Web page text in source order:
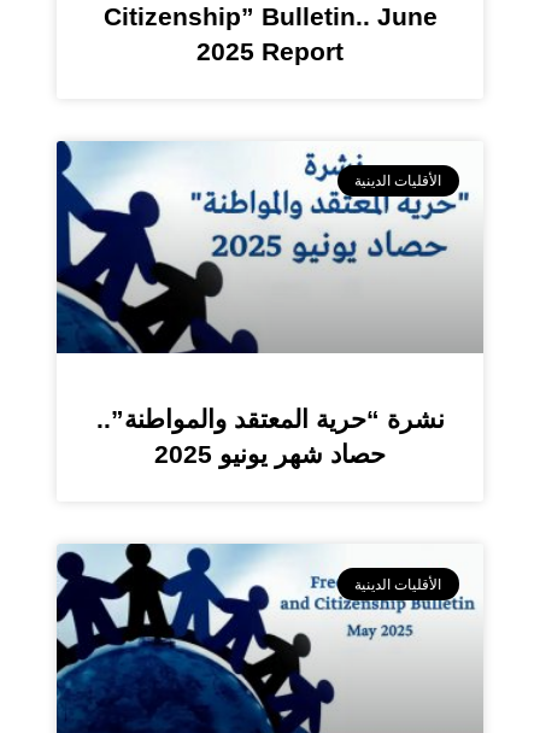
Citizenship” Bulletin.. June
2025 Report
الأقليات الدينية
نشرة “حرية المعتقد والمواطنة”..
حصاد شهر يونيو 2025
الأقليات الدينية